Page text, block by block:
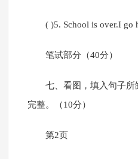
( )5. School is over.I go
笔试部分（40分）
七、看图，填入句子
完整。（10分）
第2页